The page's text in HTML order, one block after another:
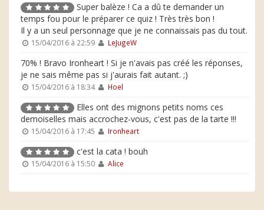
Super balèze ! Ca a dû te demander un
temps fou pour le préparer ce quiz ! Très très bon !
Il y a un seul personnage que je ne connaissais pas du tout.
15/04/2016 à 22:59 LeJugeW
70% ! Bravo Ironheart ! Si je n'avais pas créé les réponses,
je ne sais même pas si j'aurais fait autant. ;)
15/04/2016 à 18:34 Hoel
Elles ont des mignons petits noms ces
demoiselles mais accrochez-vous, c'est pas de la tarte !!!
15/04/2016 à 17:45 Ironheart
c'est la cata ! bouh
15/04/2016 à 15:50 Alice